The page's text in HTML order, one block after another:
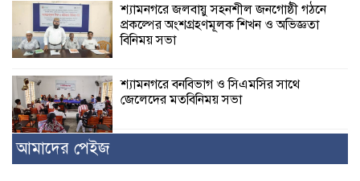
শ্যামনগরে জলবায়ু সহনশীল জনগোষ্ঠী গঠনে
প্রকল্পের অংশগ্রহণমূলক শিখন ও অভিজ্ঞতা
বিনিময় সভা
শ্যামনগরে বনবিভাগ ও সিএমসির সাথে
জেলেদের মতবিনিময় সভা
আমাদের পেইজ